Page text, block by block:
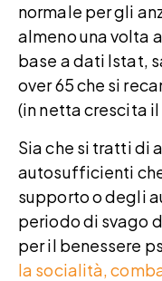
normale per gli
almeno una volta
base a dati Istat,
over 65 che si
(in netta crescita
Sia che si tratti di
autosufficienti
supporto o degli
periodo di svago
per il benessere
la socialità,